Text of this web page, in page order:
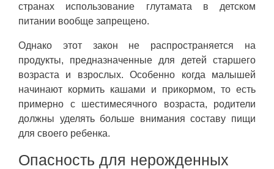
странах использование глутамата в детском
питании вообще запрещено.
Однако этот закон не распространяется на
продукты, предназначенные для детей старшего
возраста и взрослых. Особенно когда малышей
начинают кормить кашами и прикормом, то есть
примерно с шестимесячного возраста, родители
должны уделять больше внимания составу пищи
для своего ребенка.
Опасность для нерожденных